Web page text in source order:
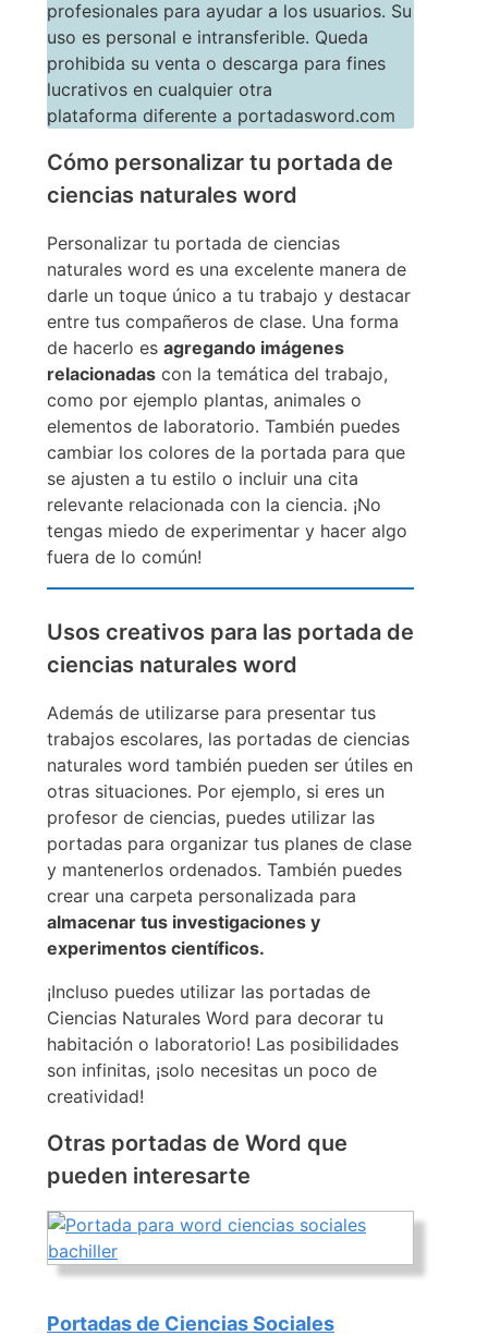
profesionales para ayudar a los usuarios. Su
uso es personal e intransferible. Queda
prohibida su venta o descarga para fines
lucrativos en cualquier otra
plataforma diferente a portadasword.com
Cómo personalizar tu portada de
ciencias naturales word
Personalizar tu portada de ciencias
naturales word es una excelente manera de
darle un toque único a tu trabajo y destacar
entre tus compañeros de clase. Una forma
de hacerlo es agregando imágenes
relacionadas con la temática del trabajo,
como por ejemplo plantas, animales o
elementos de laboratorio. También puedes
cambiar los colores de la portada para que
se ajusten a tu estilo o incluir una cita
relevante relacionada con la ciencia. ¡No
tengas miedo de experimentar y hacer algo
fuera de lo común!
Usos creativos para las portada de
ciencias naturales word
Además de utilizarse para presentar tus
trabajos escolares, las portadas de ciencias
naturales word también pueden ser útiles en
otras situaciones. Por ejemplo, si eres un
profesor de ciencias, puedes utilizar las
portadas para organizar tus planes de clase
y mantenerlos ordenados. También puedes
crear una carpeta personalizada para
almacenar tus investigaciones y
experimentos científicos.
¡Incluso puedes utilizar las portadas de
Ciencias Naturales Word para decorar tu
habitación o laboratorio! Las posibilidades
son infinitas, ¡solo necesitas un poco de
creatividad!
Otras portadas de Word que
pueden interesarte
Portadas de Ciencias Sociales